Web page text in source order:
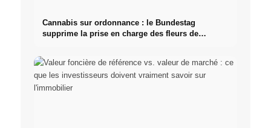
Cannabis sur ordonnance : le Bundestag
supprime la prise en charge des fleurs de